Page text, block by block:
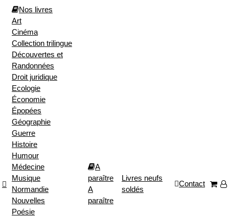
Nos livres
Art
Cinéma
Collection trilingue
Découvertes et
Randonnées
Droit juridique
Ecologie
Économie
Épopées
Géographie
Guerre
Histoire
Humour
Médecine
Musique
Normandie
Nouvelles
Poésie
A
paraître
A
paraître
Livres neufs
soldés
Contact